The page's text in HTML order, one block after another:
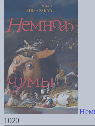
1020